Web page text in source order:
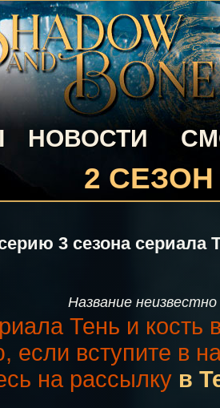
НОВОСТИ
2 СЕЗОН
3 сезона сериала
Название неизвестно
Тень и кость
если вступите в
на рассылку в